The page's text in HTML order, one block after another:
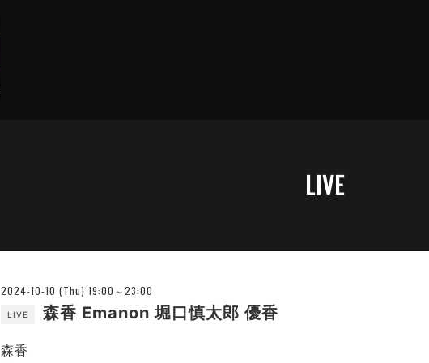
LIVE
2024-10-10 (Thu) 19:00～23:00
LIVE 森香 Emanon 堀口慎太郎 優香
森香